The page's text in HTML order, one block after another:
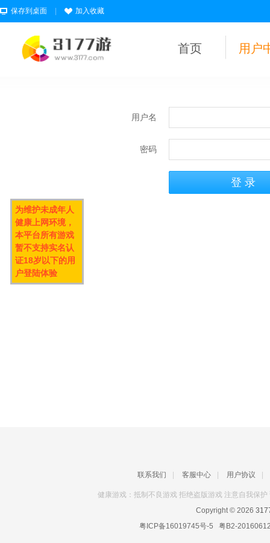
保存到桌面 加入收藏
首页 用户
用户名
密码
联系我们 客服中心 用户协议
健康游戏：抵制不良游戏 拒绝盗版游戏 注意自我保
Copyright © 2026
粤ICP备16019745号-5 粤B2-
为维护未成年人
健康上网环境，
本平台所有游戏
暂不支持实名认
证18岁以下的用
户登陆体验